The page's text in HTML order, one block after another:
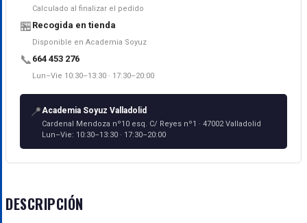
Calculado al finalizar el pedido
🏪 Recogida en tienda
Disponible en Academia Soyuz
📞 664 453 276
Lun–Vie 10:30–13:30 · 17:30–20:00
📍Academia Soyuz Valladolid
Cardenal Mendoza nº10 esq. C/ Reyes nº1 · 47002 Valladolid
Lun–Vie: 10:30–13:30 · 17:30–20:00
DESCRIPCIÓN